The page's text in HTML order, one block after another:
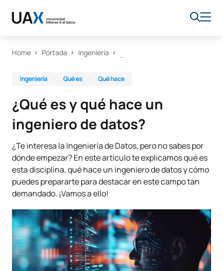
Home Portada Ingeniería
Ingeniería Qué es Qué hace
¿Qué es y qué hace un
ingeniero de datos?
¿Te interesa la Ingeniería de Datos, pero no sabes por
dónde empezar? En este artículo te explicamos qué es
esta disciplina, qué hace un ingeniero de datos y cómo
puedes prepararte para destacar en este campo tan
demandado. ¡Vamos a ello!